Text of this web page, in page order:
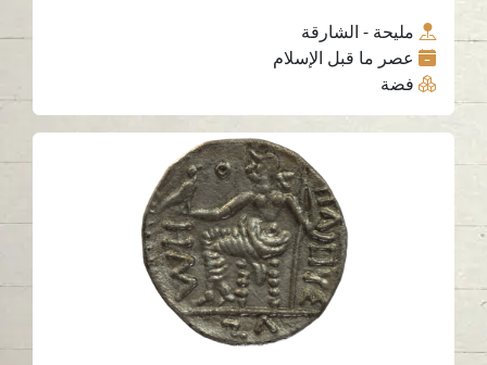
مليحة - الشارقة
عصر ما قبل الإسلام
فضة